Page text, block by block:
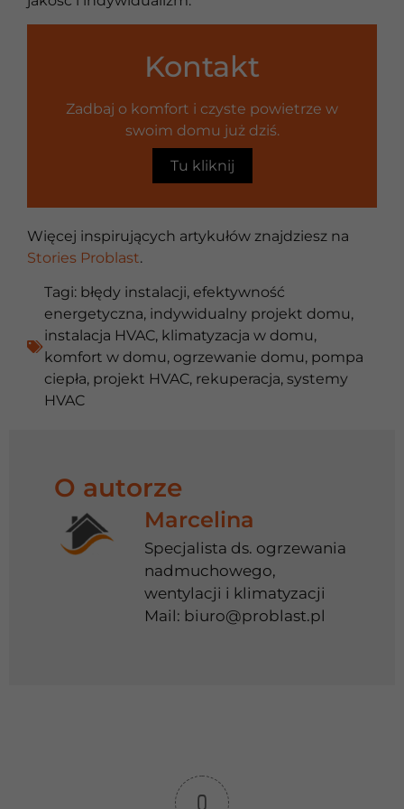
Kontakt
Zadbaj o komfort i czyste powietrze w
swoim domu już dziś.
Tu kliknij
Więcej inspirujących artykułów znajdziesz na
Stories Problast.
Tagi: błędy instalacji, efektywność
energetyczna, indywidualny projekt domu,
instalacja HVAC, klimatyzacja w domu,
komfort w domu, ogrzewanie domu, pompa
ciepła, projekt HVAC, rekuperacja, systemy
HVAC
O autorze
Marcelina
Specjalista ds. ogrzewania
nadmuchowego,
wentylacji i klimatyzacji
Mail: biuro@problast.pl
0